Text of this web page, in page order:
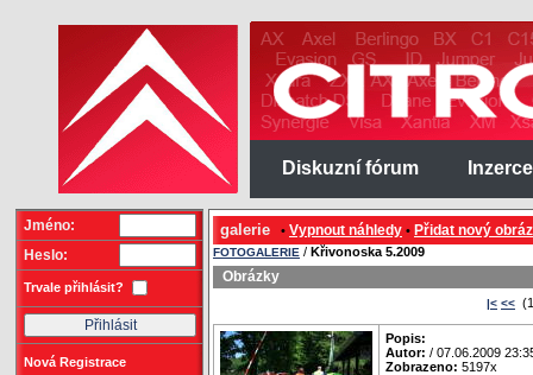
Diskuzní fórum Inzerce
Jméno:
Heslo:
Trvale přihlásit?
Nová Registrace
galerie • Vypnout náhledy • Přidat nový
FOTOGALERIE / Křivonoska 5.2009
Obrázky
|< <<
Popis:
Autor: / 07.06.2009
Zobrazeno: 5197x